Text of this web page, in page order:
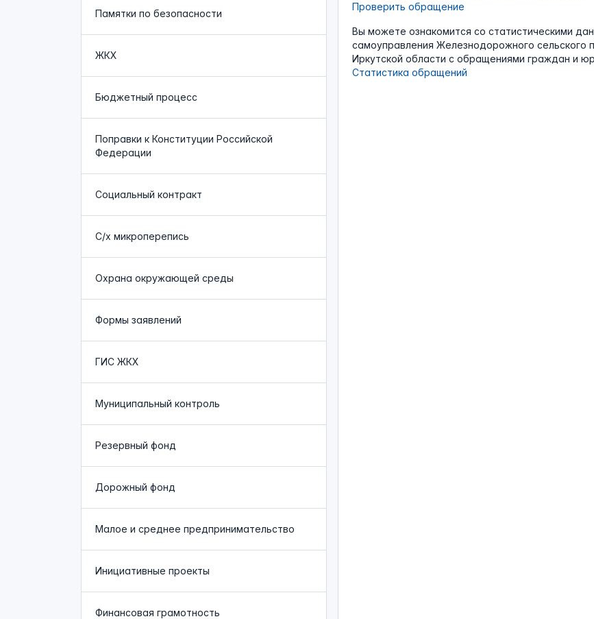
Памятки по безопасности
ЖКХ
Бюджетный процесс
Поправки к Конституции Российской
Федерации
Социальный контракт
С/х микроперепись
Охрана окружающей среды
Формы заявлений
ГИС ЖКХ
Муниципальный контроль
Резервный фонд
Дорожный фонд
Малое и среднее предпринимательство
Инициативные проекты
Финансовая грамотность
Проверить обращение
Вы можете ознакомится со статистическими
самоуправления Железнодорожного сельского
Иркутской области с обращениями граждан и
Статистика обращений